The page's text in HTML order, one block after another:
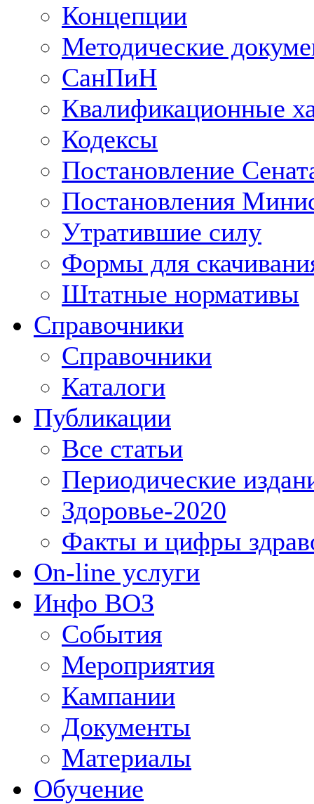
Концепции
Методические
СанПиН
Квалификационные
Кодексы
Постановление
Постановления
Утратившие силу
Формы для
Штатные нормативы
Справочники
Справочники
Каталоги
Публикации
Все статьи
Периодические
Здоровье-2020
Факты и цифры
On-line услуги
Инфо ВОЗ
События
Мероприятия
Кампании
Документы
Материалы
Обучение